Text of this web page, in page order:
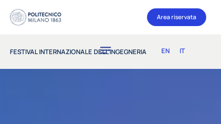
Area riservata
FESTIVAL INTERNAZIONALE DELL’INGEGNERIA EN IT